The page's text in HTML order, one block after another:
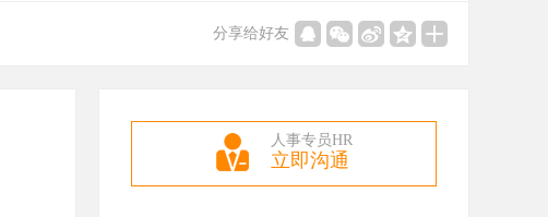
分享给好友
人事专员HR
立即沟通